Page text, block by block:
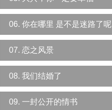
06. 你在哪里 是不是迷路了呢
07. 恋之风景
08. 我们结婚了
09. 一封公开的情书